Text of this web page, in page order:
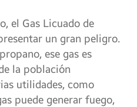
el Gas Licuado de
un gran peligro.
ese gas es
la población
utilidades, como
puede generar fuego,